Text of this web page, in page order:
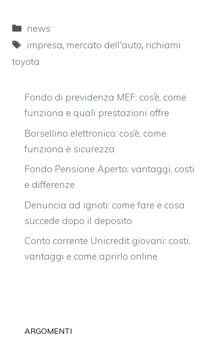
Categorie
news
Tag
impresa, mercato dell'auto, richiami
toyota
Fondo di previdenza MEF: cos’è, come
funziona e quali prestazioni offre
Borsellino elettronico: cos’è, come
funziona e sicurezza
Fondo Pensione Aperto: vantaggi, costi
e differenze
Denuncia ad ignoti: come fare e cosa
succede dopo il deposito
Conto corrente Unicredit giovani: costi,
vantaggi e come aprirlo online
ARGOMENTI